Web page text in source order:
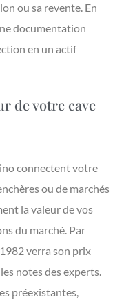
ou sa revente. En
documentation
en un actif
de votre cave
connectent votre
ou de marchés
la valeur de vos
du marché. Par
verra son prix
notes des experts.
préexistantes,